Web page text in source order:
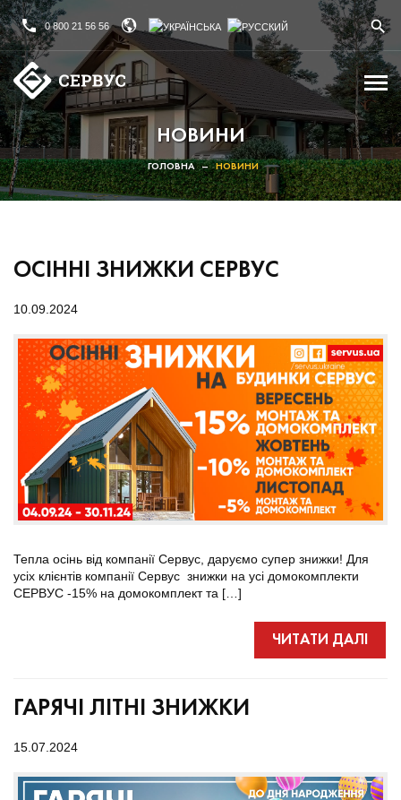
0 800 21 56 56
НОВИНИ
ГОЛОВНА – НОВИНИ
ОСІННІ ЗНИЖКИ СЕРВУС
10.09.2024
Тепла осінь від компанії Сервус, даруємо супер знижки! Для
усіх клієнтів компанії Сервус знижки на усі домокомплекти
СЕРВУС -15% на домокомплект та […]
ЧИТАТИ ДАЛІ
ГАРЯЧІ ЛІТНІ ЗНИЖКИ
15.07.2024